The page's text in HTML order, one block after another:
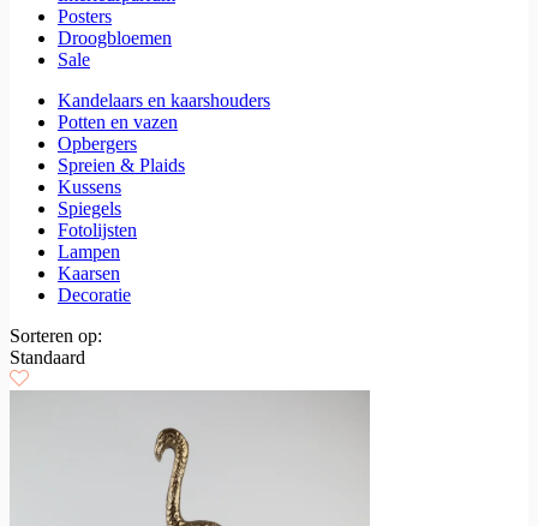
Posters
Droogbloemen
Sale
Kandelaars en kaarshouders
Potten en vazen
Opbergers
Spreien & Plaids
Kussens
Spiegels
Fotolijsten
Lampen
Kaarsen
Decoratie
Sorteren op:
Standaard